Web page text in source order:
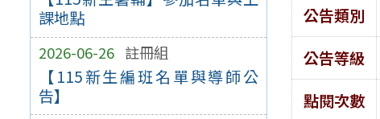
課地點
2026-06-26 註冊組
【115新生編班名單與導師公
告】
公告類別
公告等級
點閱次數